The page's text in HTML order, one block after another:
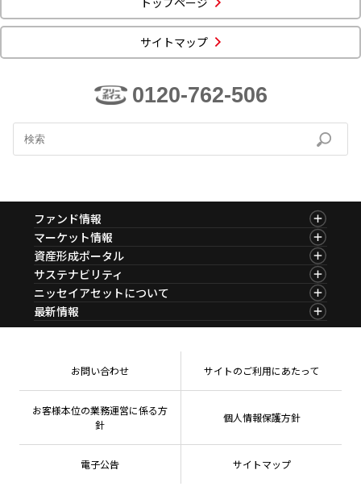
投資信託新商品のご案内
ちょこっと3分！ファンドシアター
有価証券届出書の効力の発生の有無について
確定拠出年金について
確定拠出年金制度について
確定拠出年金での商品の選び方について
確定拠出年金 基準価額一覧
Goal Navi
投資の教室
SDGsとは？
トップメッセージ
ニッセイアセットの重要課題
サステナビリティへの取り組み
サステナビリティレポート
サステナブル投資
議決権行使について
ニッセイアセットについてTOP
方針・その他開示情報
公式キャラクターのご紹介
法人のお客さま
採用情報 English
検索したいキーワードを入力してください。
資産形成はじめるなら
サイトマップ
0120-762-506
ファンド情報
ファンド情報TOP
基準価額一覧
ファンド検索
ファンド比較
決算カレンダー
海外休日カレンダー
投資信託新商品のご案内
ちょこっと3分！ファンドシアター
有価証券届出書の効力の発生の有無について
こだわりのインデックスファンド 購入・換金手数料
なしシリーズ
確定拠出年金について
マーケット情報
マーケット情報TOP
マーケット指数
マーケットレポート
コラム
ファンドレポート
資産形成ポータル
資産形成ポータルTOP
資産形成サービス
Nダイレクト
資産形成サポート
NAMシティ
お問い合わせ
よくあるご質問
サステナビリティ
サステナビリティTOP
サステナビリティ経営
サステナブル投資
ニッセイアセットについて
ニッセイアセットについてTOP
会社情報
方針・その他開示情報
公式キャラクターのご紹介
最新情報
マーケットニュース
メディアお問い合わせ サイトのご利用にあたって
お客様本位の業務運営に係る方
針
個人情報保護方針
電子公告 サイトマップ